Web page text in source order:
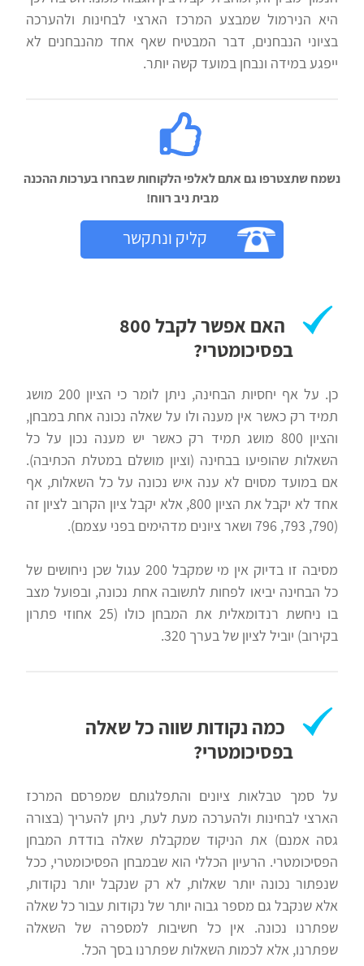
היא הנירמול שמבצע המרכז הארצי לבחינות ולהערכה
בציוני הנבחנים, דבר המבטיח שאף אחד מהנבחנים לא
ייפגע במידה ונבחן במועד קשה יותר.
נשמח שתצטרפו גם אתם לאלפי הלקוחות שבחרו בערכות ההכנה
מבית ניב רווח!‬
קליק ונתקשר
האם אפשר לקבל 800
בפסיכומטרי?
כן. על אף יחסיות הבחינה, ניתן לומר כי הציון 200 מושג
תמיד רק כאשר אין מענה ולו על שאלה נכונה אחת במבחן,
והציון 800 מושג תמיד רק כאשר יש מענה נכון על כל
השאלות שהופיעו בבחינה (וציון מושלם במטלת הכתיבה).
אם במועד מסוים לא ענה איש נכונה על כל השאלות, אף
אחד לא יקבל את הציון 800, אלא יקבל ציון הקרוב לציון זה
(790, 793, 796 ושאר ציונים מדהימים בפני עצמם).
מסיבה זו בדיוק אין מי שמקבל 200 עגול שכן ניחושים של
כל הבחינה יביאו לפחות לתשובה אחת נכונה, ובפועל מצב
בו ניחשת רנדומאלית את המבחן כולו (25 אחוזי פתרון
בקירוב) יוביל לציון של בערך 320.
כמה נקודות שווה כל שאלה
בפסיכומטרי?
על סמך טבלאות ציונים והתפלגותם שמפרסם המרכז
הארצי לבחינות ולהערכה מעת לעת, ניתן להעריך (בצורה
גסה אמנם) את הניקוד שמקבלת שאלה בודדת המבחן
הפסיכומטרי. הרעיון הכללי הוא שבמבחן הפסיכומטרי, ככל
שנפתור נכונה יותר שאלות, לא רק שנקבל יותר נקודות,
אלא שנקבל גם מספר גבוה יותר של נקודות עבור כל שאלה
שפתרנו נכונה. אין כל חשיבות למספרה של השאלה
שפתרנו, אלא לכמות השאלות שפתרנו בסך הכל.